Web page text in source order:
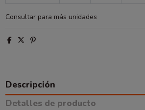
Consultar para más unidades
Descripción
Detalles de producto